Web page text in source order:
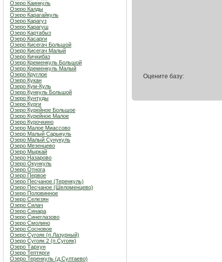
Озеро Каинкуль
Озеро Калды
Озеро Карагайкуль
Озеро Карагуз
Озеро Карагуш
Озеро Картабыз
Озеро Касарги
Озеро Кисегач Большой
Озеро Кисегач Малый
Озеро Кичкибаз
Озеро Кременкуль Большой
Озеро Кременкуль Малый
Озеро Круглое
Озеро Кукан
Озеро Кум-Куль
Озеро Кункуль Большой
Озеро Кунтуды
Озеро Курги
Озеро Курейное Большое
Озеро Курейное Малое
Озеро Курочкино
Озеро Малое Миассово
Озеро Малый Сарыкуль
Озеро Малый Сунукуль
Озеро Мезенцево
Озеро Мыркай
Озеро Назарово
Озеро Окункуль
Озеро Отнога
Озеро Первое
Озеро Песчаное (Теренкуль)
Озеро Песчаное (Шеломенцево)
Озеро Половинное
Озеро Селезян
Озеро Силач
Озеро Синара
Озеро Синеглазово
Озеро Смолино
Озеро Сосновое
Озеро Сугояк (п.Лазурный)
Озеро Сугояк 2 (п.Сугояк)
Озеро Тархун
Озеро Тептярги
Озеро Теренкуль (д.Султаево)
Оцените базу: